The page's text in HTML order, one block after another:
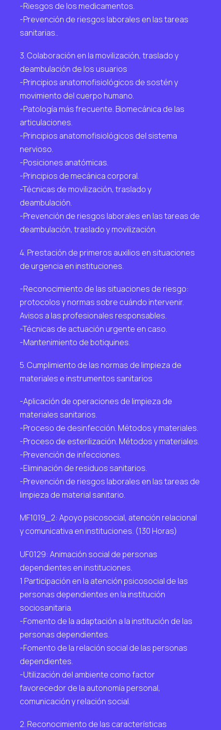
-Riesgos de los medicamentos.
-Prevención de riesgos laborales en las tareas
sanitarias..
3. Colaboración en la movilización, traslado y
deambulación de los usuarios
-Principios anatomofisiológicos de sostén y
movimiento del cuerpo humano.
-Patología más frecuente. Biomecánica de las
articulaciones.
-Principios anatomofisiológicos del sistema
nervioso.
-Posiciones anatómicas.
-Principios de mecánica corporal.
-Técnicas de movilización, traslado y
deambulación.
-Prevención de riesgos laborales en las tareas de
deambulación, traslado y movilización.
4. Prestación de primeros auxilios en situaciones
de urgencia en instituciones.
-Reconocimiento de las situaciones de riesgo:
protocolos y normas sobre cuándo intervenir.
Avisos a las profesionales responsables.
-Técnicas de actuación urgente en caso.
-Mantenimiento de botiquines.
5. Cumplimiento de las normas de limpieza de
materiales e instrumentos sanitarios
-Aplicación de operaciones de limpieza de
materiales sanitarios.
-Proceso de desinfección. Métodos y materiales.
-Proceso de esterilización. Métodos y materiales.
-Prevención de infecciones.
-Eliminación de residuos sanitarios.
-Prevención de riesgos laborales en las tareas de
limpieza de material sanitario.
MF1019_2: Apoyo psicosocial, atención relacional
y comunicativa en instituciones. (130 Horas)
UF0129: Animación social de personas
dependientes en instituciones.
1 Participación en la atención psicosocial de las
personas dependientes en la institución
sociosanitaria.
-Fomento de la adaptación a la institución de las
personas dependientes.
-Fomento de la relación social de las personas
dependientes.
-Utilización del ambiente como factor
favorecedor de la autonomía personal,
comunicación y relación social.
2. Reconocimiento de las características